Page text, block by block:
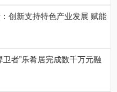
创新支持特色产业发展 赋能
卫者”乐肴居完成数千万元融